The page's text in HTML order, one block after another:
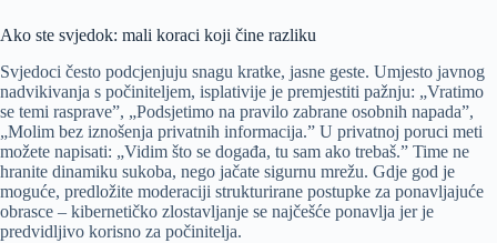
Ako ste svjedok: mali koraci koji čine razliku
Svjedoci često podcjenjuju snagu kratke, jasne geste. Umjesto javnog
nadvikivanja s počiniteljem, isplativije je premjestiti pažnju: „Vratimo
se temi rasprave”, „Podsjetimo na pravilo zabrane osobnih napada”,
„Molim bez iznošenja privatnih informacija.” U privatnoj poruci meti
možete napisati: „Vidim što se događa, tu sam ako trebaš.” Time ne
hranite dinamiku sukoba, nego jačate sigurnu mrežu. Gdje god je
moguće, predložite moderaciji strukturirane postupke za ponavljajuće
obrasce – kibernetičko zlostavljanje se najčešće ponavlja jer je
predvidljivo korisno za počinitelja.